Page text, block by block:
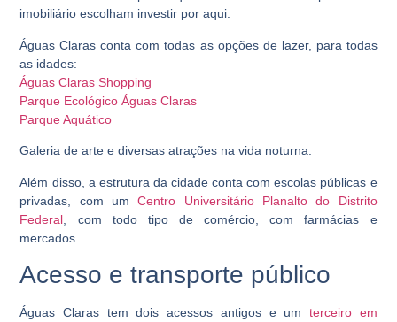
imobiliário escolham investir por aqui.
Águas Claras conta com todas as opções de lazer, para todas
as idades:
Águas Claras Shopping
Parque Ecológico Águas Claras
Parque Aquático
Galeria de arte e diversas atrações na vida noturna.
Além disso, a estrutura da cidade conta com escolas públicas e
privadas, com umCentro Universitário Planalto do Distrito
Federal , com todo tipo de comércio, com farmácias e
mercados.
Acesso e transporte público
Águas Claras tem dois acessos antigos e um terceiro em